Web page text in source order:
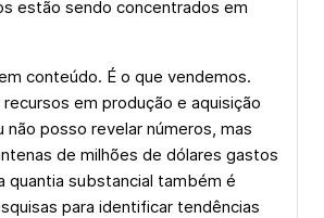
estão sendo concentrados em
conteúdo. É o que vendemos.
recursos em produção e aquisição
não posso revelar números, mas
de milhões de dólares gastos
quantia substancial também é
para identificar tendências